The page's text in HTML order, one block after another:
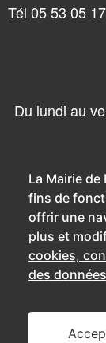
Tél 05 53 05
Du lundi au
La Mairie
fins de
offrir une
plus et
cookies,
des